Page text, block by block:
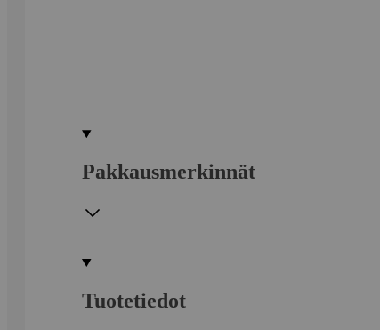
Pakkausmerkinnät
Tuotetiedot